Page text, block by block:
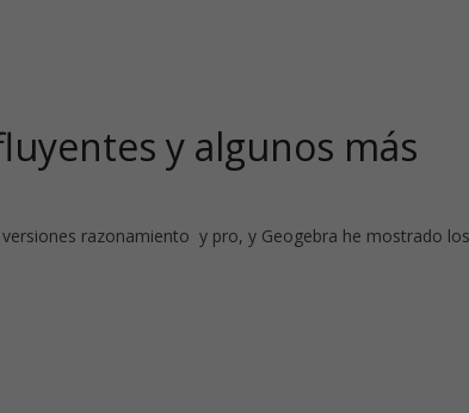
y algunos más
versiones razonamiento y pro, y Geogebra he mostrado los